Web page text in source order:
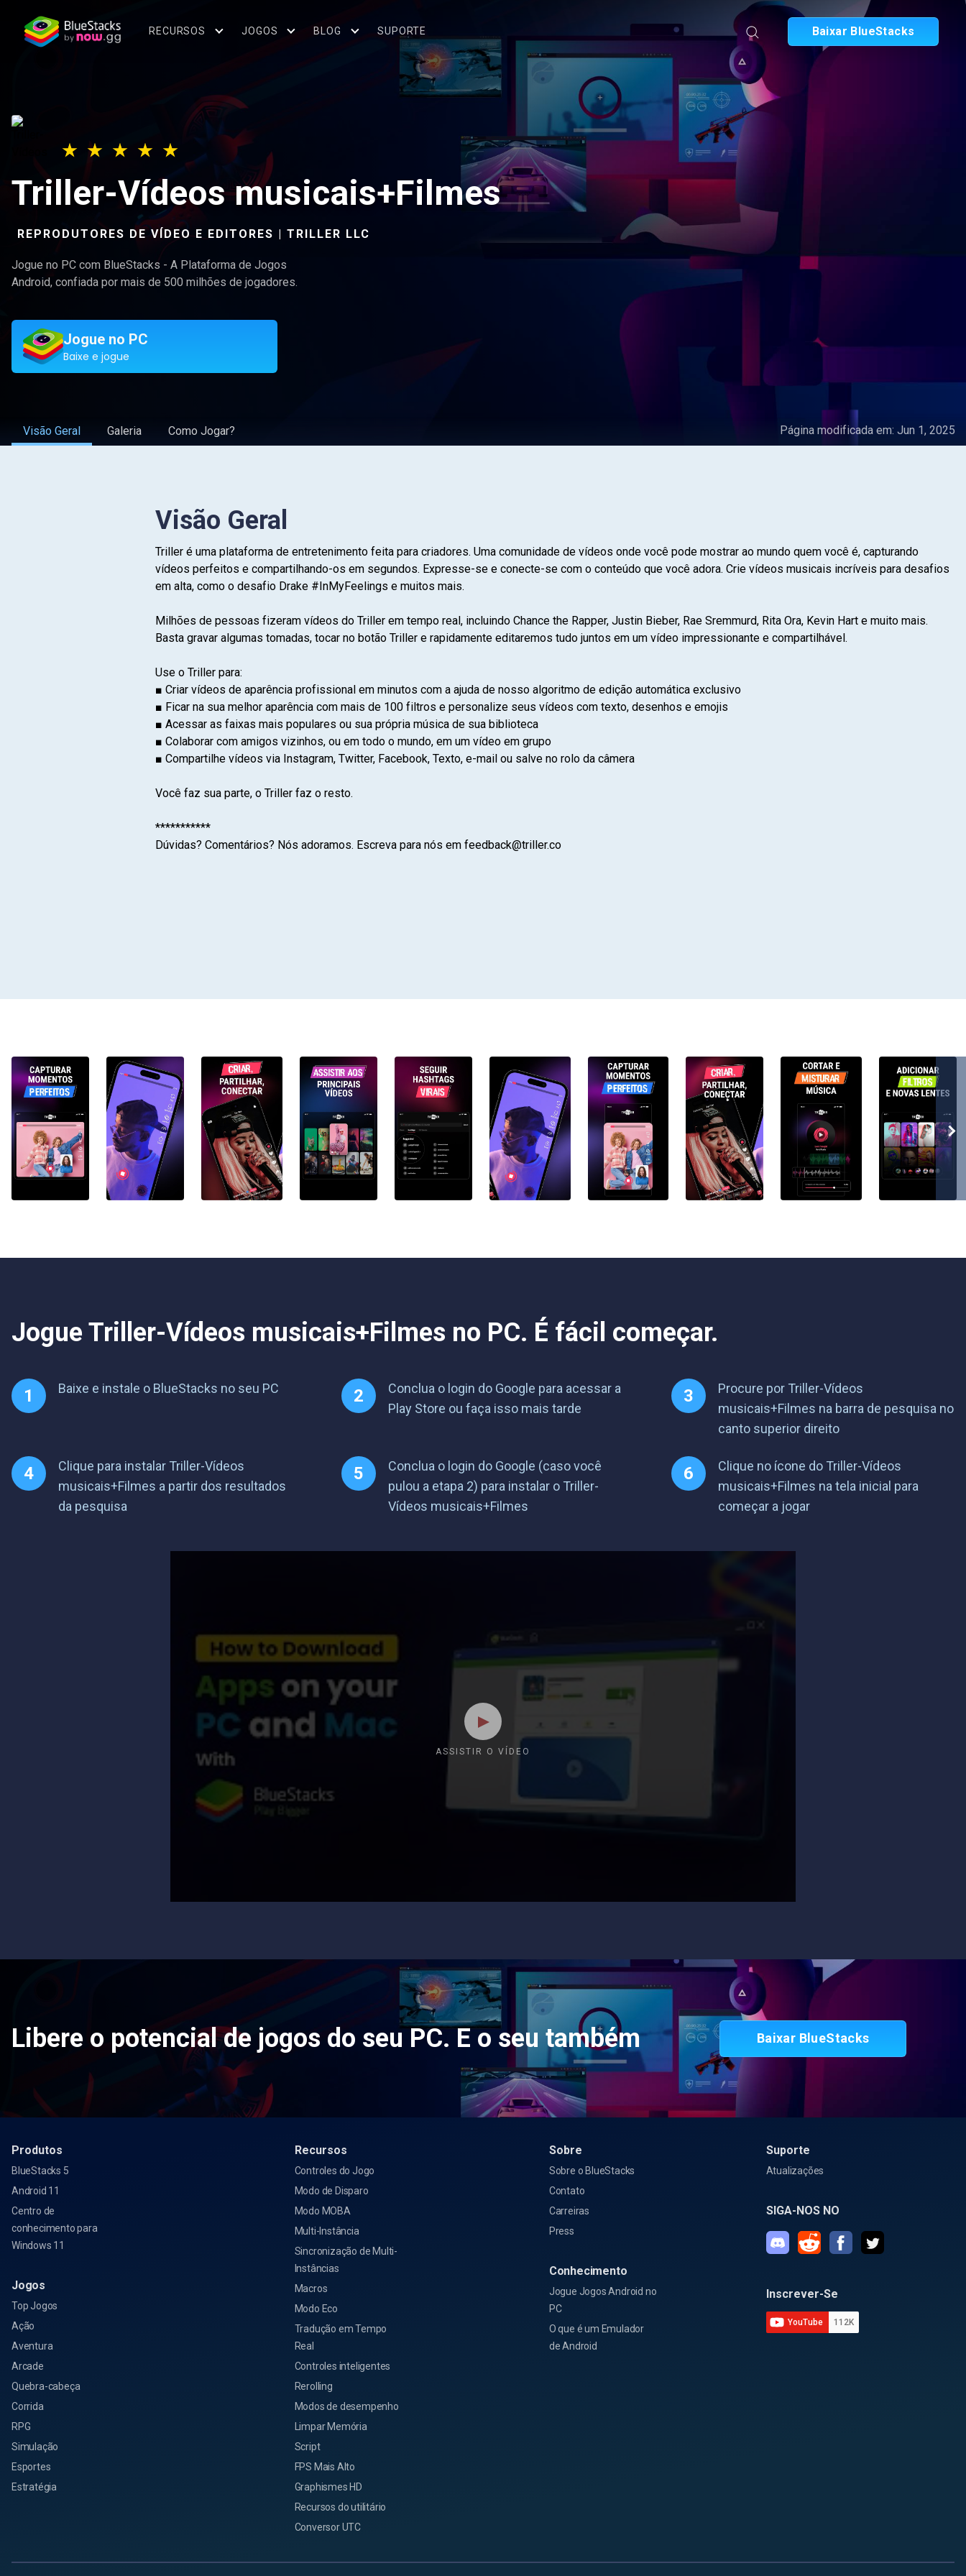
RECURSOS JOGOS BLOG SUPORTE Baixar BlueStacks
Triller-Vídeos musicais+Filmes
REPRODUTORES DE VÍDEO E EDITORES | TRILLER LLC
Jogue no PC com BlueStacks - A Plataforma de Jogos
Android, confiada por mais de 500 milhões de jogadores.
Jogue no PC
Baixe e jogue
Visão Geral Galeria Como Jogar? Página modificada em: Jun 1, 2025
Visão Geral
Triller é uma plataforma de entretenimento feita para criadores. Uma comunidade de vídeos onde você pode mostrar ao mundo quem você é, capturando
vídeos perfeitos e compartilhando-os em segundos. Expresse-se e conecte-se com o conteúdo que você adora. Crie vídeos musicais incríveis para desafios
em alta, como o desafio Drake #InMyFeelings e muitos mais.
Milhões de pessoas fizeram vídeos do Triller em tempo real, incluindo Chance the Rapper, Justin Bieber, Rae Sremmurd, Rita Ora, Kevin Hart e muito mais.
Basta gravar algumas tomadas, tocar no botão Triller e rapidamente editaremos tudo juntos em um vídeo impressionante e compartilhável.
Use o Triller para:
■ Criar vídeos de aparência profissional em minutos com a ajuda de nosso algoritmo de edição automática exclusivo
■ Ficar na sua melhor aparência com mais de 100 filtros e personalize seus vídeos com texto, desenhos e emojis
■ Acessar as faixas mais populares ou sua própria música de sua biblioteca
■ Colaborar com amigos vizinhos, ou em todo o mundo, em um vídeo em grupo
■ Compartilhe vídeos via Instagram, Twitter, Facebook, Texto, e-mail ou salve no rolo da câmera
Você faz sua parte, o Triller faz o resto.
***********
Dúvidas? Comentários? Nós adoramos. Escreva para nós em feedback@triller.co
Jogue Triller-Vídeos musicais+Filmes no PC. É fácil começar.
Baixe e instale o BlueStacks no seu PC
Conclua o login do Google para acessar a
Play Store ou faça isso mais tarde
Procure por Triller-Vídeos
musicais+Filmes na barra de pesquisa no
canto superior direito
Clique para instalar Triller-Vídeos
musicais+Filmes a partir dos resultados
da pesquisa
Conclua o login do Google (caso você
pulou a etapa 2) para instalar o Triller-
Vídeos musicais+Filmes
Clique no ícone do Triller-Vídeos
musicais+Filmes na tela inicial para
começar a jogar
ASSISTIR O VÍDEO
Libere o potencial de jogos do seu PC. E o seu também Baixar BlueStacks
Produtos
BlueStacks 5
Android 11
Centro de
conhecimento para
Windows 11
Jogos
Top Jogos
Ação
Aventura
Arcade
Quebra-cabeça
Corrida
RPG
Simulação
Esportes
Estratégia
Recursos
Controles do Jogo
Modo de Disparo
Modo MOBA
Multi-Instância
Sincronização de Multi-
Instâncias
Macros
Modo Eco
Tradução em Tempo
Real
Controles inteligentes
Rerolling
Modos de desempenho
Limpar Memória
Script
FPS Mais Alto
Graphismes HD
Recursos do utilitário
Conversor UTC
Sobre
Sobre o BlueStacks
Contato
Carreiras
Press
Conhecimento
Jogue Jogos Android no
PC
O que é um Emulador
de Android
Suporte
Atualizações
SIGA-NOS NO
Inscrever-Se
YouTube 112K